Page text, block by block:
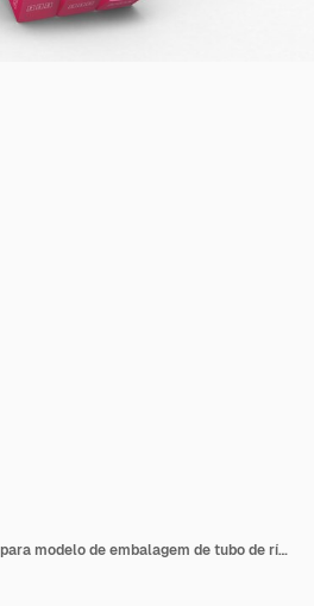
Três caixas de papel para modelo de embalagem de tubo de rímel para maquete de design de produto Fundo limpo